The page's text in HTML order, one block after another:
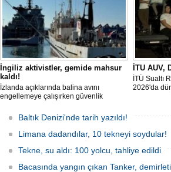
İngiliz aktivistler, gemide mahsur
kaldı!
İzlanda açıklarında balina avını
engellemeye çalışırken güvenlik
protesto gemisindeki 21 çevre aktivisti,
günlerdir gemiden çıkmalarına izin
verilmediğini ve temel haklarının ihlal
edildiğini öne sürdü. Mürettebatta iki
Britanyalı aktivist de bulunuyor.
İTU AUV,
İTÜ Sualtı
2026'da
Baltık Denizi'nde tarih yazıldı!
Limana dadandılar, 10 tekneyi soydular!
Tekne, su aldı: 100 yolcu, tahliye edildi
Bacasında yangın çıkan Tanker,